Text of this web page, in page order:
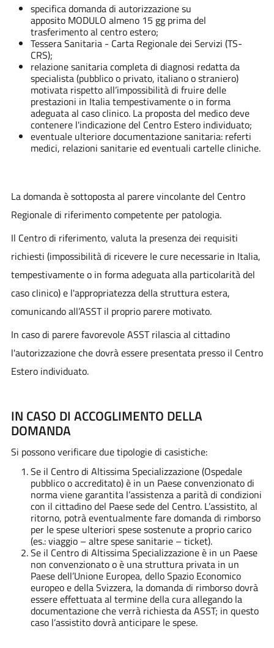
specifica domanda di autorizzazione su
apposito MODULO almeno 15 gg prima del
trasferimento al centro estero;
Tessera Sanitaria - Carta Regionale dei Servizi (TS-
CRS);
relazione sanitaria completa di diagnosi redatta da
specialista (pubblico o privato, italiano o straniero)
motivata rispetto all’impossibilità di fruire delle
prestazioni in Italia tempestivamente o in forma
adeguata al caso clinico. La proposta del medico deve
contenere l'indicazione del Centro Estero individuato;
eventuale ulteriore documentazione sanitaria: referti
medici, relazioni sanitarie ed eventuali cartelle cliniche.
La domanda è sottoposta al parere vincolante del Centro
Regionale di riferimento competente per patologia.
Il Centro di riferimento, valuta la presenza dei requisiti
richiesti (impossibilità di ricevere le cure necessarie in Italia,
tempestivamente o in forma adeguata alla particolarità del
caso clinico) e l'appropriatezza della struttura estera,
comunicando all’ASST il proprio parere motivato.
In caso di parere favorevole ASST rilascia al cittadino
l'autorizzazione che dovrà essere presentata presso il Centro
Estero individuato.
IN CASO DI ACCOGLIMENTO DELLA
DOMANDA
Si possono verificare due tipologie di casistiche:
Se il Centro di Altissima Specializzazione (Ospedale
pubblico o accreditato) è in un Paese convenzionato di
norma viene garantita l’assistenza a parità di condizioni
con il cittadino del Paese sede del Centro. L’assistito, al
ritorno, potrà eventualmente fare domanda di rimborso
per le spese ulteriori spese sostenute a proprio carico
(es.: viaggio – altre spese sanitarie – ticket).
Se il Centro di Altissima Specializzazione è in un Paese
non convenzionato o è una struttura privata in un
Paese dell’Unione Europea, dello Spazio Economico
europeo e della Svizzera, la domanda di rimborso dovrà
essere effettuata al termine della cura allegando la
documentazione che verrà richiesta da ASST; in questo
caso l’assistito dovrà anticipare le spese.